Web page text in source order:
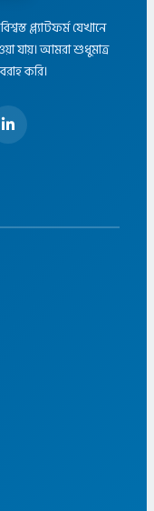
প্ল্যাটফর্ম যেখানে
যায়। আমরা শুধুমাত্র
করি।